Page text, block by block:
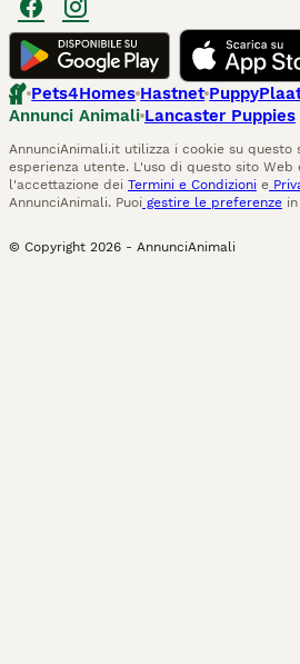
Pets4Homes Hastnet
Annunci Animali Lancaster Puppies
AnnunciAnimali.it utilizza i cookie su
esperienza utente. L'uso di questo sito
l'accettazione dei Termini e Condizioni e
AnnunciAnimali. Puoi gestire le preferenze
© Copyright 2026 - AnnunciAnimali